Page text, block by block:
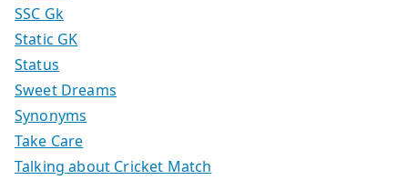
SSC Gk
Static GK
Status
Sweet Dreams
Synonyms
Take Care
Talking about Cricket Match